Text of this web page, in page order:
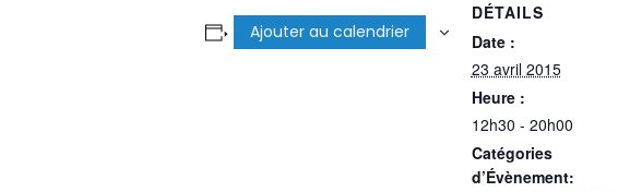
Ajouter au calendrier
DÉTAILS
Date :
23 avril 2015
Heure :
12h30 - 20h00
Catégories
d’Évènement: